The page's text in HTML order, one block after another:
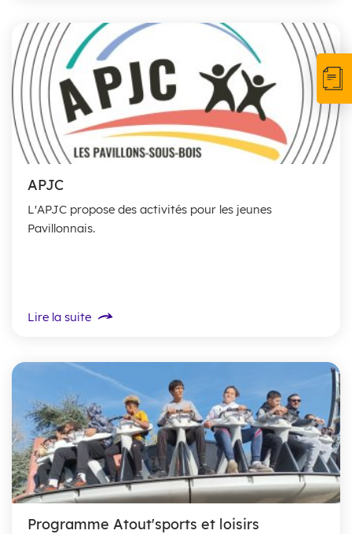
APJC
L'APJC propose des activités pour les jeunes
Pavillonnais.
Lire la suite
Programme Atout'sports et loisirs